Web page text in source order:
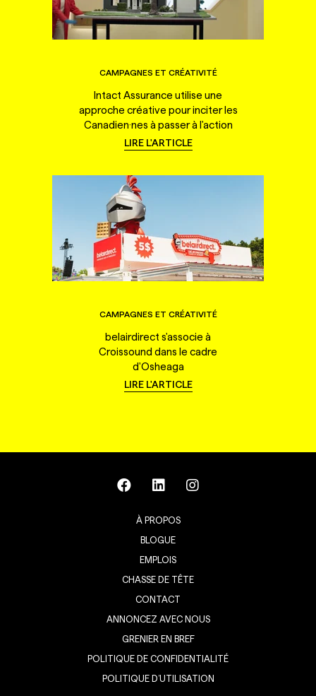
CAMPAGNES ET CRÉATIVITÉ
Intact Assurance utilise une
approche créative pour inciter les
Canadien·nes à passer à l'action
LIRE L'ARTICLE
CAMPAGNES ET CRÉATIVITÉ
belairdirect s'associe à
Croissound dans le cadre
d'Osheaga
LIRE L'ARTICLE
À PROPOS
BLOGUE
EMPLOIS
CHASSE DE TÊTE
CONTACT
ANNONCEZ AVEC NOUS
GRENIER EN BREF
POLITIQUE DE CONFIDENTIALITÉ
POLITIQUE D’UTILISATION